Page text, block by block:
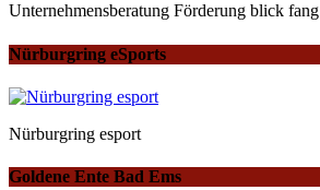
Unternehmensberatung Förderung blick fang
Nürburgring eSports
Nürburgring esport
Goldene Ente Bad Ems